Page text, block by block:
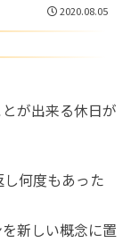
2020.08.05
が出来る休日が
何度もあった
新しい概念に置